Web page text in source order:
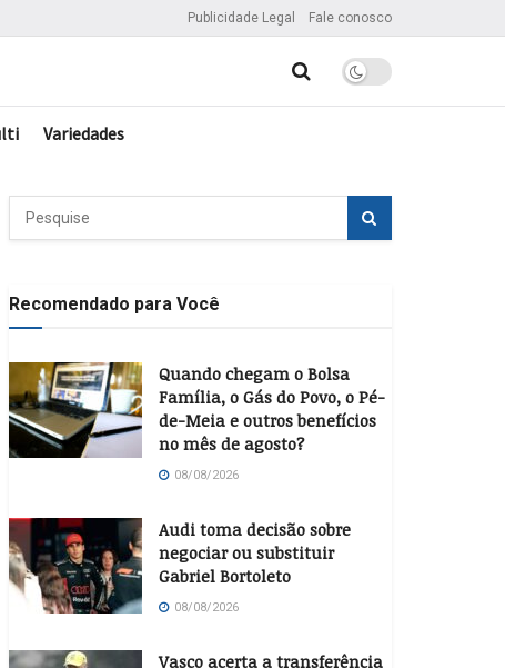
Publicidade Legal Fale conosco
Variedades
Recomendado para Você
Quando chegam o Bolsa
Família, o Gás do Povo, o Pé-
de-Meia e outros benefícios
no mês de agosto?
08/08/2026
Audi toma decisão sobre
negociar ou substituir
Gabriel Bortoleto
08/08/2026
Vasco acerta a transferência